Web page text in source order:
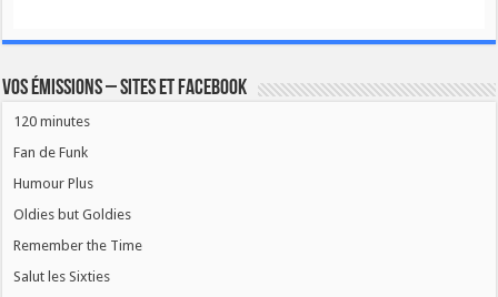
Vos émissions – Sites et Facebook
120 minutes
Fan de Funk
Humour Plus
Oldies but Goldies
Remember the Time
Salut les Sixties